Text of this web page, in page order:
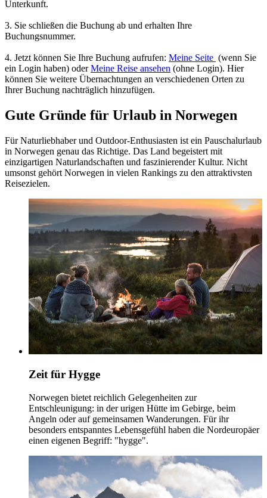
Unterkunft.
3. Sie schließen die Buchung ab und erhalten Ihre
Buchungsnummer.
4. Jetzt können Sie Ihre Buchung aufrufen: Meine Seite (wenn Sie
ein Login haben) oderMeine Reise ansehen (ohne Login). Hier
können Sie weitere Übernachtungen an verschiedenen Orten zu
Ihrer Buchung nachträglich hinzufügen.
Gute Gründe für Urlaub in Norwegen
Für Naturliebhaber und Outdoor-Enthusiasten ist ein Pauschalurlaub
in Norwegen genau das Richtige. Das Land begeistert mit
einzigartigen Naturlandschaften und faszinierender Kultur. Nicht
umsonst gehört Norwegen in vielen Rankings zu den attraktivsten
Reisezielen.
Zeit für Hygge
Norwegen bietet reichlich Gelegenheiten zur
Entschleunigung: in der urigen Hütte im Gebirge, beim
Angeln oder auf gemeinsamen Wanderungen. Für ihr
besonders entspanntes Lebensgefühl haben die Nordeuropäer
einen eigenen Begriff: "hygge".